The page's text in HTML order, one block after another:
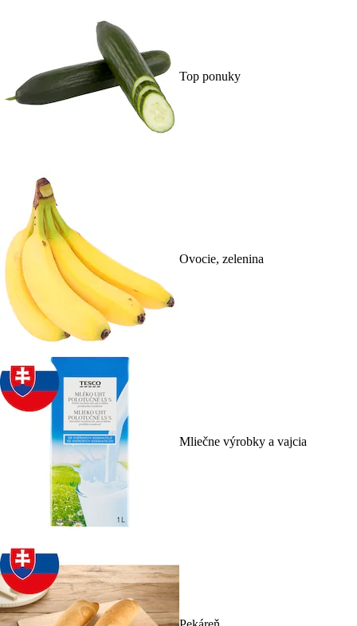
Top ponuky
Ovocie, zelenina
Mliečne výrobky a vajcia